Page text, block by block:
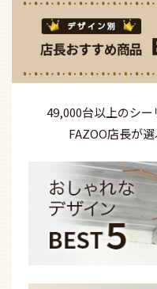
49,000台以上のシー
FAZOO店長が